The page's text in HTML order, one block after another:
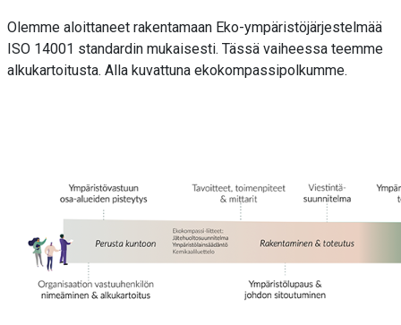
Olemme aloittaneet rakentamaan Eko-ympäristöjärjestelmää
ISO 14001 standardin mukaisesti. Tässä vaiheessa teemme
alkukartoitusta. Alla kuvattuna ekokompassipolkumme.